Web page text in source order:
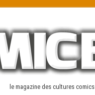
le magazine des cultures comics